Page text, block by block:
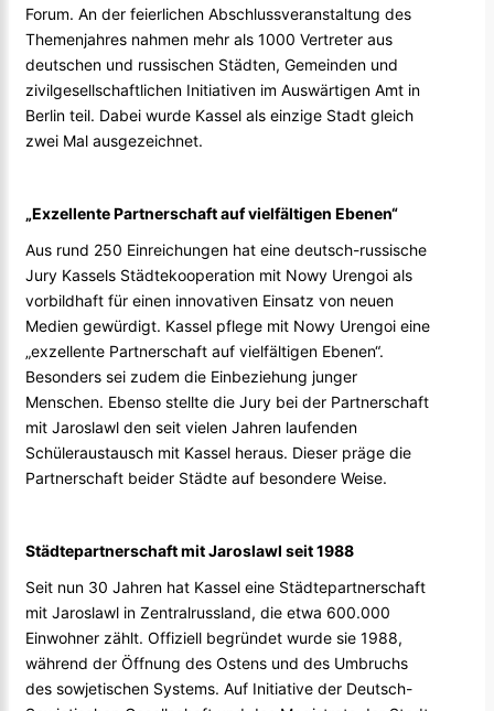
Forum. An der feierlichen Abschlussveranstaltung des
Themenjahres nahmen mehr als 1000 Vertreter aus
deutschen und russischen Städten, Gemeinden und
zivilgesellschaftlichen Initiativen im Auswärtigen Amt in
Berlin teil. Dabei wurde Kassel als einzige Stadt gleich
zwei Mal ausgezeichnet.
„Exzellente Partnerschaft auf vielfältigen Ebenen“
Aus rund 250 Einreichungen hat eine deutsch-russische
Jury Kassels Städtekooperation mit Nowy Urengoi als
vorbildhaft für einen innovativen Einsatz von neuen
Medien gewürdigt. Kassel pflege mit Nowy Urengoi eine
„exzellente Partnerschaft auf vielfältigen Ebenen“.
Besonders sei zudem die Einbeziehung junger
Menschen. Ebenso stellte die Jury bei der Partnerschaft
mit Jaroslawl den seit vielen Jahren laufenden
Schüleraustausch mit Kassel heraus. Dieser präge die
Partnerschaft beider Städte auf besondere Weise.
Städtepartnerschaft mit Jaroslawl seit 1988
Seit nun 30 Jahren hat Kassel eine Städtepartnerschaft
mit Jaroslawl in Zentralrussland, die etwa 600.000
Einwohner zählt. Offiziell begründet wurde sie 1988,
während der Öffnung des Ostens und des Umbruchs
des sowjetischen Systems. Auf Initiative der Deutsch-